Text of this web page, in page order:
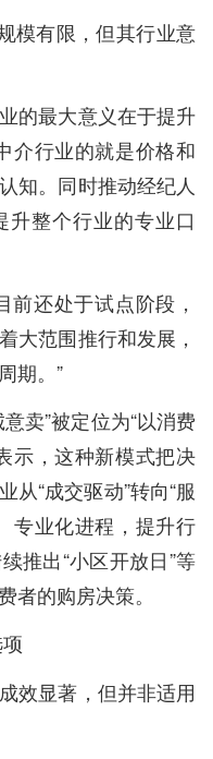
模有限，但其行业意
的最大意义在于提升
介行业的就是价格和
知。同时推动经纪人
整个行业的专业口
前还处于试点阶段，
大范围推行和发展，
期。”
卖”被定位为“以消费
示，这种新模式把决
从“成交驱动”转向“服
专业化进程，提升行
推出“小区开放日”等
者的购房决策。
效显著，但并非适用